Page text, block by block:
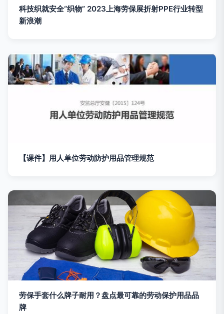
科技织就安全“织物” 2023上海劳保展折射PPE行业转型
新浪潮
【课件】用人单位劳动防护用品管理规范
劳保手套什么牌子耐用？盘点最可靠的劳动保护用品品
牌